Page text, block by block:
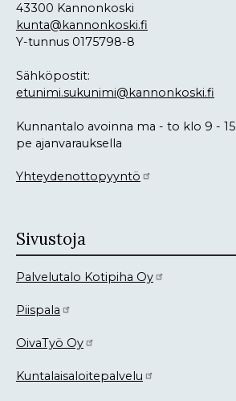
43300 Kannonkoski
kunta@kannonkoski.fi
Y-tunnus 0175798-8
Sähköpostit:
etunimi.sukunimi@kannonkoski.fi
Kunnantalo avoinna ma - to klo 9 - 15
pe ajanvarauksella
Yhteydenottopyyntö
Sivustoja
Palvelutalo Kotipiha Oy
Piispala
OivaTyö Oy
Kuntalaisaloitepalvelu